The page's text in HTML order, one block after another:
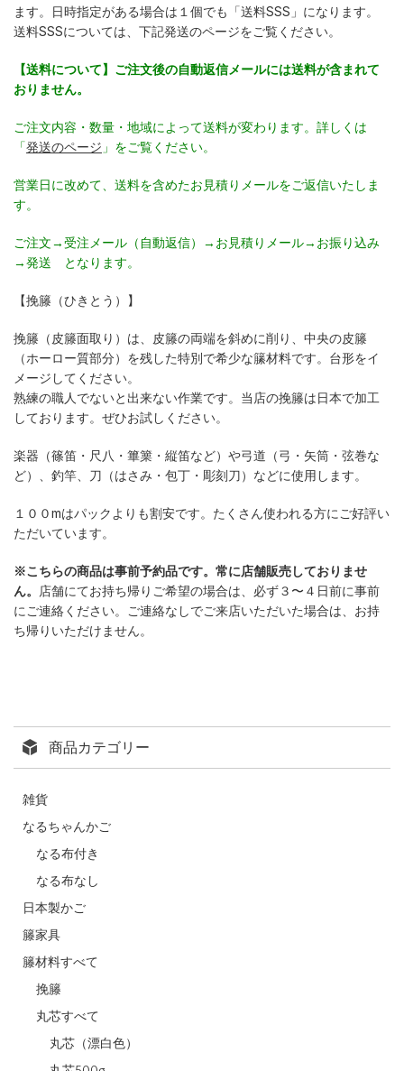
ます。日時指定がある場合は１個でも「送料SSS」になります。
送料SSSについては、下記発送のページをご覧ください。
【送料について】ご注文後の自動返信メールには送料が含まれて
おりません。
ご注文内容・数量・地域によって送料が変わります。詳しくは
「発送のページ 」をご覧ください。
営業日に改めて、送料を含めたお見積りメールをご返信いたしま
す。
ご注文→受注メール（自動返信）→お見積りメール→お振り込み
→発送 となります。
【挽籐（ひきとう）】
挽籐（皮籐面取り）は、皮籐の両端を斜めに削り、中央の皮籐
（ホーロー質部分）を残した特別で希少な籘材料です。台形をイ
メージしてください。
熟練の職人でないと出来ない作業です。当店の挽籐は日本で加工
しております。ぜひお試しください。
楽器（篠笛・尺八・篳篥・縦笛など）や弓道（弓・矢筒・弦巻な
ど）、釣竿、刀（はさみ・包丁・彫刻刀）などに使用します。
１００mはパックよりも割安です。たくさん使われる方にご好評い
ただいています。
※こちらの商品は事前予約品です。常に店舗販売しておりませ
ん。
店舗にてお持ち帰りご希望の場合は、必ず３〜４日前に事前
にご連絡ください。ご連絡なしでご来店いただいた場合は、お持
ち帰りいただけません。
商品カテゴリー
雑貨
なるちゃんかご
なる布付き
なる布なし
日本製かご
籐家具
籐材料すべて
挽籐
丸芯すべて
丸芯（漂白色）